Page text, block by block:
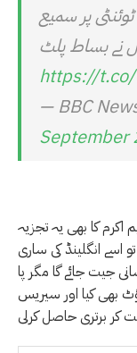
پر سمیع
نے بساط پلٹ
https://
September
اکرم کا بھی یہ تجزیہ
اسے انگلینڈ کی ساری
جیت جائے گا مگر پا
آؤٹ بھی کیا اور سیریس